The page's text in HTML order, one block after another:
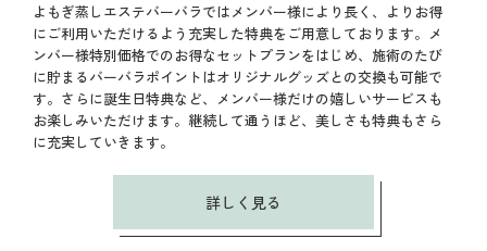
よもぎ蒸しエステバーバラではメンバー様により長く、よりお得
にご利用いただけるよう充実した特典をご用意しております。メ
ンバー様特別価格でのお得なセットプランをはじめ、施術のたび
に貯まるバーバラポイントはオリジナルグッズとの交換も可能で
す。さらに誕生日特典など、メンバー様だけの嬉しいサービスも
お楽しみいただけます。継続して通うほど、美しさも特典もさら
に充実していきます。
詳しく見る